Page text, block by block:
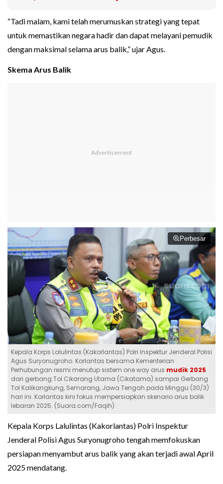
“Tadi malam, kami telah merumuskan strategi yang tepat
untuk memastikan negara hadir dan dapat melayani pemudik
dengan maksimal selama arus balik,” ujar Agus.
Skema Arus Balik
Perbesar
Kepala Korps Lalulintas (Kakorlantas) Polri Inspektur Jenderal Polisi
Agus Suryonugroho. Korlantas bersama Kementerian
Perhubungan resmi menutup sistem one way arus mudik 2025
dari gerbang Tol Cikarang Utama (Cikatama) sampai Gerbang
Tol Kalikangkung, Semarang, Jawa Tengah pada Minggu (30/3)
hari ini. Korlantas kini fokus mempersiapkan skenario arus balik
lebaran 2025. (Suara.com/Faqih)
Kepala Korps Lalulintas (Kakorlantas) Polri Inspektur
Jenderal Polisi Agus Suryonugroho tengah memfokuskan
persiapan menyambut arus balik yang akan terjadi awal April
2025 mendatang.